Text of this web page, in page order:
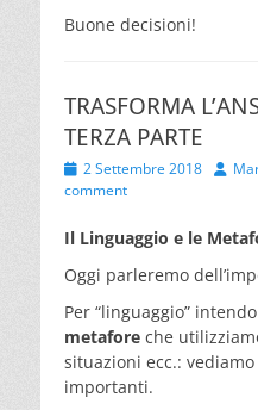
Buone decisioni!
TRASFORMA
TERZA PARTE
Posted
on
2 Settembre 2018 Author
comment
Il Linguaggio e le
Oggi parleremo
Per “linguaggio”
metafore che
situazioni ecc.:
importanti.